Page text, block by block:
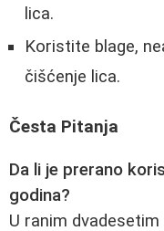
lica.
Koristite blage,
čišćenje lica.
Česta Pitanja
Da li je prerano
godina?
U ranim